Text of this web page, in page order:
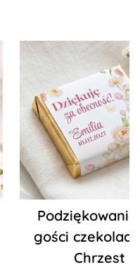
gości
Chrzest